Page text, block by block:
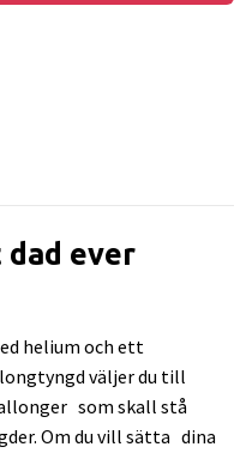
dad ever
helium och ett
väljer du till
som skall stå
Om du vill sätta dina